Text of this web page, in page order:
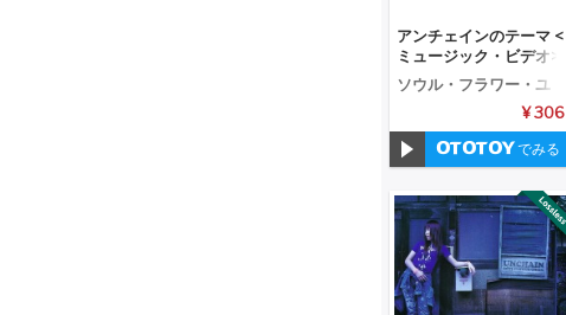
アンチェインのテーマ <
ミュージック・ビデオ>
ソウル・フラワー・ユ
¥ 306
でみる